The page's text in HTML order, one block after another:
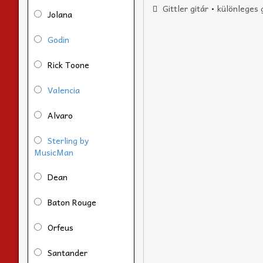
Gittler gitár• különleges
Jolana
Godin
Rick Toone
Valencia
Alvaro
Sterling by
MusicMan
Dean
Baton Rouge
Orfeus
Santander